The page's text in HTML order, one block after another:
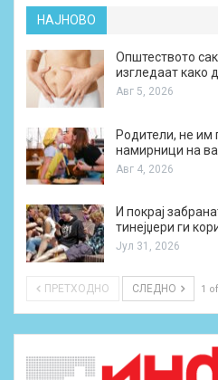
НАЈНОВО
Општеството
изгледаат како
Авг 5, 2026
Родители, не им
намирници на
Авг 4, 2026
И покрај
тинејџери ги
Јул 31, 2026
ПРЕТХОДНО СЛЕДНО 1